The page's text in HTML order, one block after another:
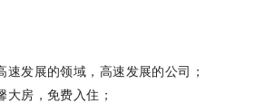
速发展的领域，高速发展的公司；
房，免费入住；